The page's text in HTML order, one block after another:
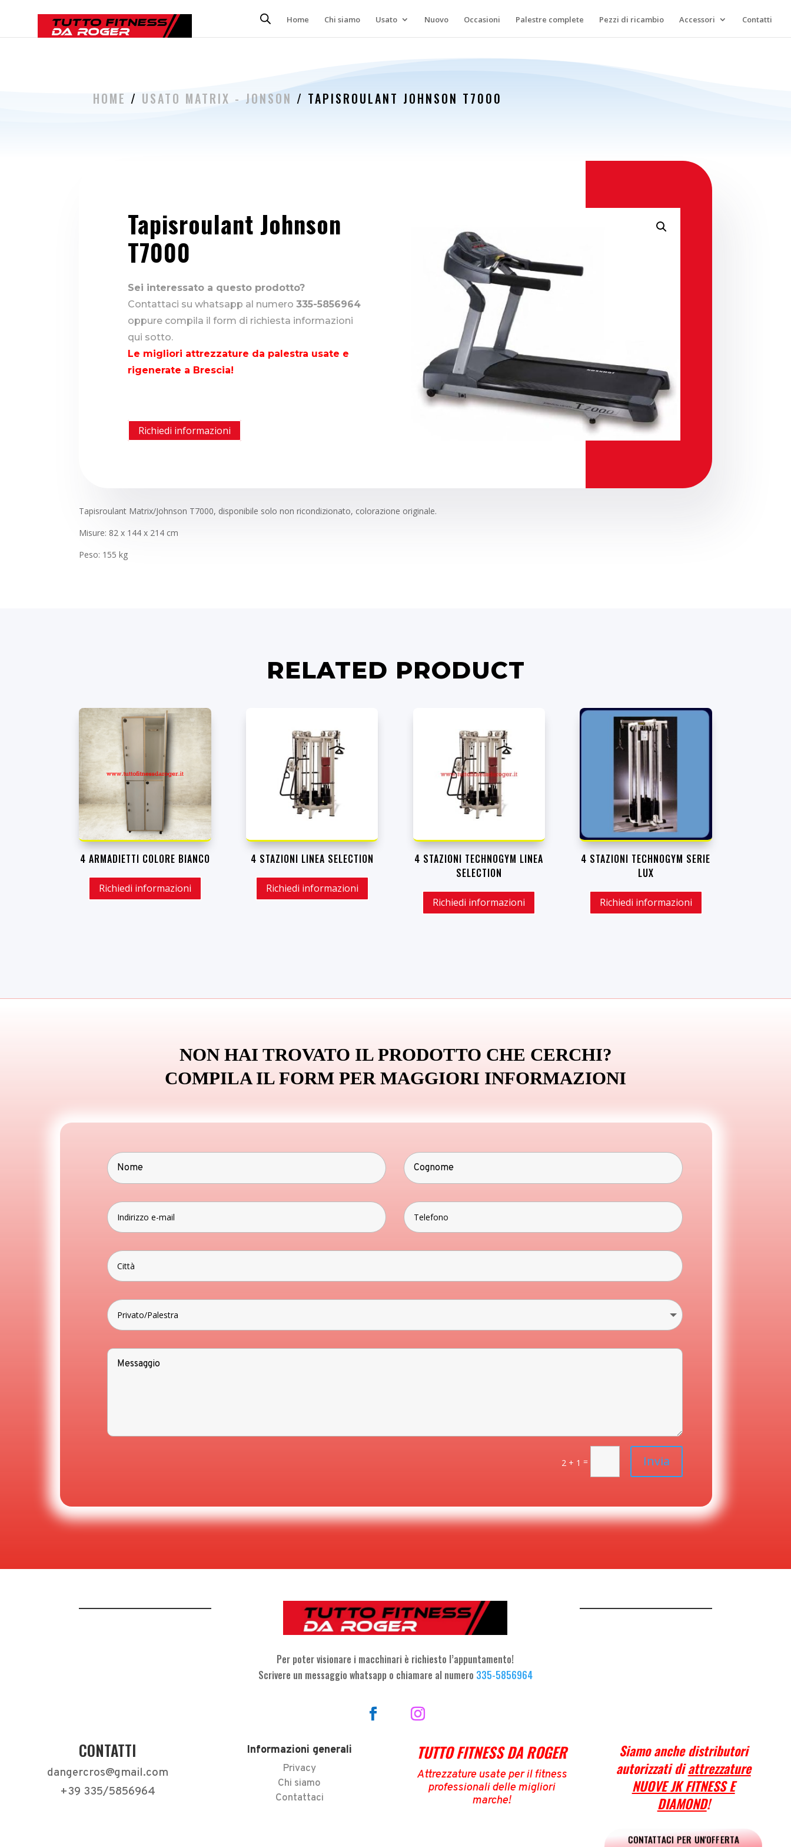
Home Chi siamo Usato Nuovo Occasioni Palestre complete Pezzi di ricambio Accessori Contatti
HOME / USATO MATRIX - JONSON / TAPISROULANT JOHNSON T7000
Tapisroulant Johnson
T7000
Sei interessato a questo prodotto?
Contattaci su whatsapp al numero335-5856964
oppure compila il form di richiesta informazioni
qui sotto.
Le migliori attrezzature da palestra usate e
rigenerate a Brescia!
Richiedi informazioni
Tapisroulant Matrix/Johnson T7000, disponibile solo non ricondizionato, colorazione originale.
Misure: 82 x 144 x 214 cm
Peso: 155 kg
RELATED PRODUCT
4 ARMADIETTI COLORE BIANCO
Richiedi informazioni
4 STAZIONI LINEA SELECTION
Richiedi informazioni
4 STAZIONI TECHNOGYM LINEA
SELECTION
Richiedi informazioni
4 STAZIONI TECHNOGYM SERIE
LUX
Richiedi informazioni
NON HAI TROVATO IL PRODOTTO CHE CERCHI?
COMPILA IL FORM PER MAGGIORI INFORMAZIONI
2 + 1 = Invia
Per poter visionare i macchinari è richiesto l’appuntamento!
Scrivere un messaggio whatsapp o chiamare al numero 335-5856964
CONTATTI
dangercros@gmail.com
+39 335/5856964
Informazioni generali
Privacy
Chi siamo
Contattaci
TUTTO FITNESS DA ROGER
Attrezzature usate per il fitness
professionali delle migliori
marche!
Siamo anche distributori
autorizzati diattrezzature
NUOVE JK FITNESS E
DIAMOND!
CONTATTACI PER UN'OFFERTA